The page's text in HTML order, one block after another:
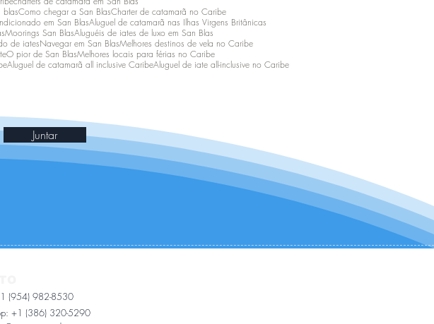
blasComo chegar a San BlasCharter de catamarã no Caribe
em San BlasAluguel de catamarã nas Ilhas Virgens Britânicas
Moorings San BlasAluguéis de iates de luxo em San Blas
de iatesNavegar em San BlasMelhores destinos de vela no Caribe
O pior de San BlasMelhores locais para férias no Caribe
Aluguel de catamarã all inclusive CaribeAluguel de iate all-inclusive no Caribe
Juntar
(954) 982-8530
+1 (386) 320-5290